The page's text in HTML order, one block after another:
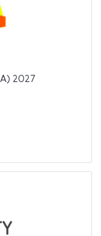
2027